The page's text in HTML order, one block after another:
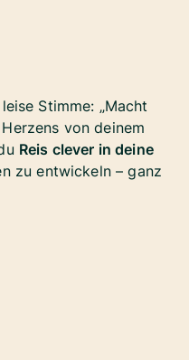
Stimme: „Macht
von deinem
Reis clever in deine
zu entwickeln – ganz